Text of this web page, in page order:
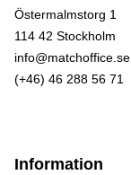
Östermalmstorg 1
114 42 Stockholm
info@matchoffice.se
(+46) 46 288 56 71
Information